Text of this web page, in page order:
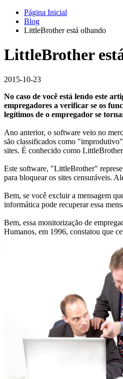
Página Inicial
Blog
LittleBrother está olhando
LittleBrother
2015-10-23
No caso de você está lendo este
empregadores a verificar se os
legítimos de o empregador se
Ano anterior, o software veio no
são classificados como
sites. É conhecido como
Este software, "LittleBrother"
para bloquear os sites censuráveis.
Bem, se você excluir a mensagem
informática pode recuperar essa
Bem, essa monitorização de
Humanos, em 1996, constatou que